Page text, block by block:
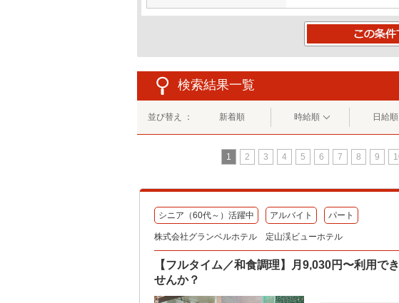
検索結果一覧
並び替え ： 新着順 時給順 日給順
1 2 3 4 5 6 7 8 9
シニア（60代～）活躍中 アルバイト パート
株式会社グランベルホテル 定山渓ビューホテル
【フルタイム／和食調理】月9,030円〜利用で
せんか？